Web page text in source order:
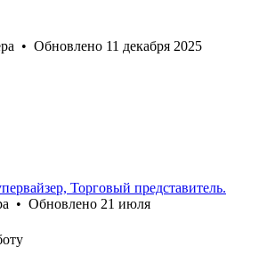
• Обновлено 11 декабря 2025
Торговый представитель.
• Обновлено 21 июля